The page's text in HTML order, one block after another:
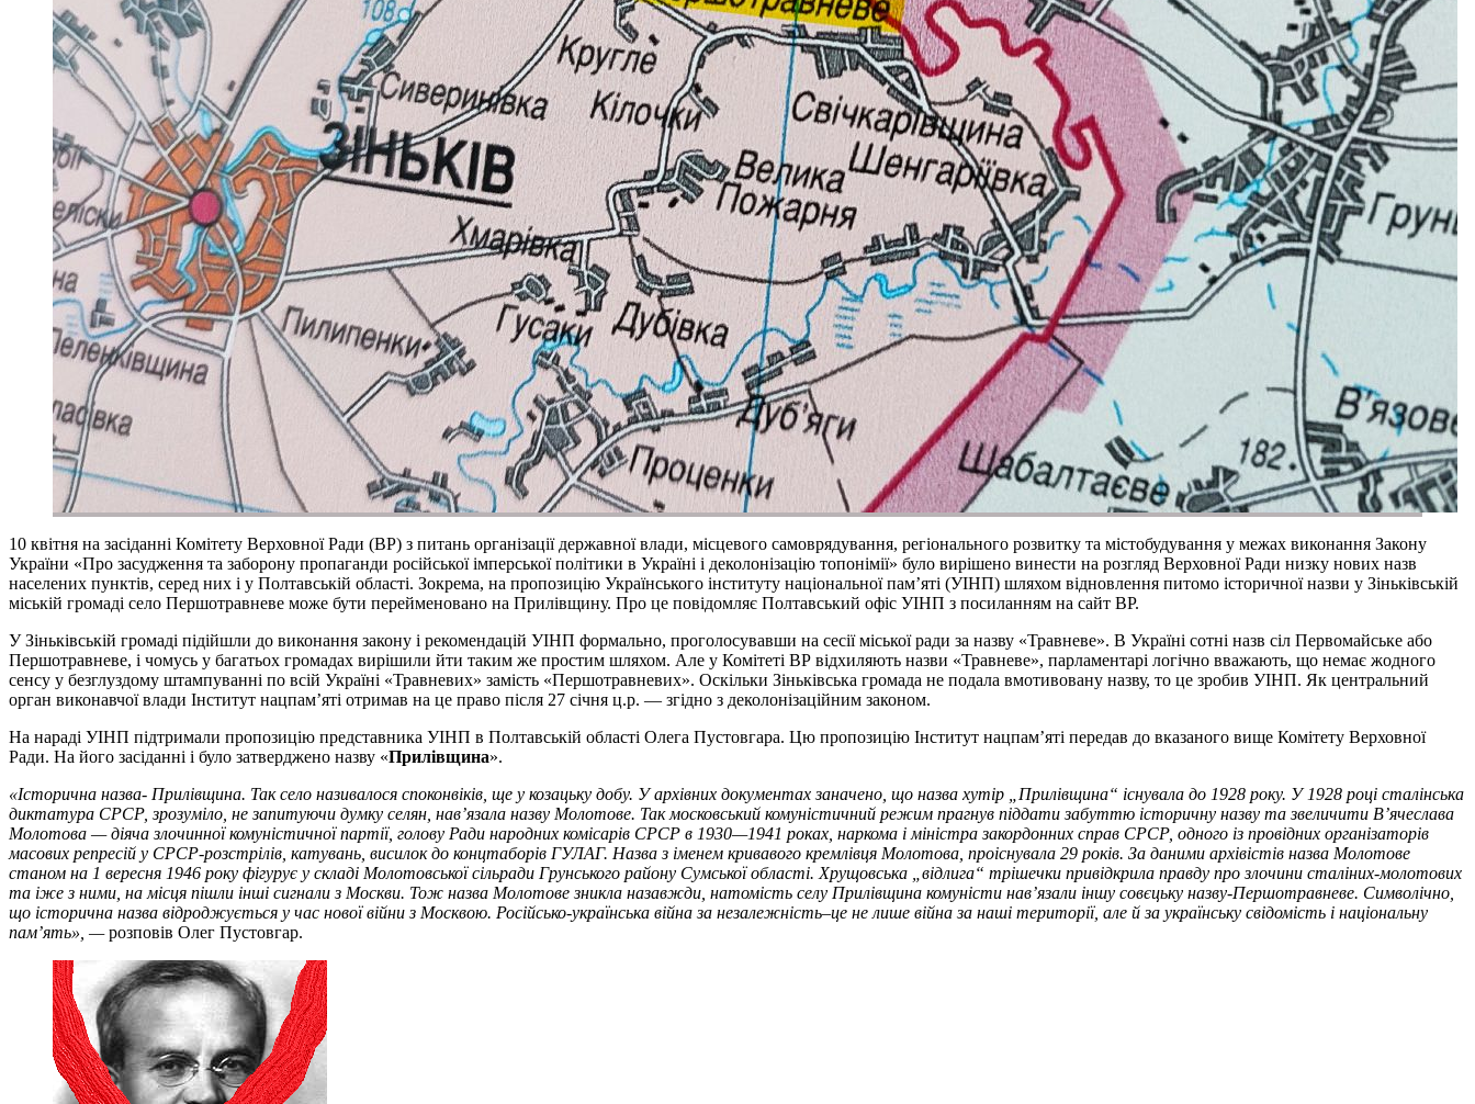
10 квітня на засіданні Комітету Верховної Ради (ВР) з питань організації державної влади, місцевого самоврядування, регіонального розвитку та містобудування у межах виконання Закону
України «Про засудження та заборону пропаганди російської імперської політики в Україні і деколонізацію топонімії» було вирішено винести на розгляд Верховної Ради низку нових назв
населених пунктів, серед них і у Полтавській області. Зокрема, на пропозицію Українського інституту національної пам’яті (УІНП) шляхом відновлення питомо історичної назви у Зіньківській
міській громаді село Першотравневе може бути перейменовано на Прилівщину. Про це повідомляє Полтавський офіс УІНП з посиланням на сайт ВР.
У Зіньківській громаді підійшли до виконання закону і рекомендацій УІНП формально, проголосувавши на сесії міської ради за назву «Травневе». В Україні сотні назв сіл Первомайське або
Першотравневе, і чомусь у багатьох громадах вирішили йти таким же простим шляхом. Але у Комітеті ВР відхиляють назви «Травневе», парламентарі логічно вважають, що немає жодного
сенсу у безглуздому штампуванні по всій Україні «Травневих» замість «Першотравневих». Оскільки Зіньківська громада не подала вмотивовану назву, то це зробив УІНП. Як центральний
орган виконавчої влади Інститут нацпам’яті отримав на це право після 27 січня ц.р. — згідно з деколонізаційним законом.
На нараді УІНП підтримали пропозицію представника УІНП в Полтавській області Олега Пустовгара. Цю пропозицію Інститут нацпам’яті передав до вказаного вище Комітету Верховної
Ради. На його засіданні і було затверджено назву «Прилівщина».
«Історична назва- Прилівщина. Так село називалося споконвіків, ще у козацьку добу. У архівних документах заначено, що назва хутір „Прилівщина“ існувала до 1928 року. У 1928 році сталінська
диктатура СРСР, зрозуміло, не запитуючи думку селян, нав’язала назву Молотове. Так московський комуністичний режим прагнув піддати забуттю історичну назву та звеличити В’ячеслава
Молотова — діяча злочинної комуністичної партії, голову Ради народних комісарів СРСР в 1930—1941 роках, наркома і міністра закордонних справ СРСР, одного із провідних організаторів
масових репресій у СРСР-розстрілів, катувань, висилок до концтаборів ГУЛАГ. Назва з іменем кривавого кремлівця Молотова, проіснувала 29 років. За даними архівістів назва Молотове
станом на 1 вересня 1946 року фігурує у складі Молотовської сільради Грунського району Сумської області. Хрущовська „відлига“ трішечки привідкрила правду про злочини сталіних-молотових
та іже з ними, на місця пішли інші сигнали з Москви. Тож назва Молотове зникла назавжди, натомість селу Прилівщина комуністи нав’язали іншу совєцьку назву-Першотравневе. Символічно,
що історична назва відроджується у час нової війни з Москвою. Російсько-українська війна за незалежність–це не лише війна за наші території, але й за українську свідомість і національну
пам’ять», —розповів Олег Пустовгар.